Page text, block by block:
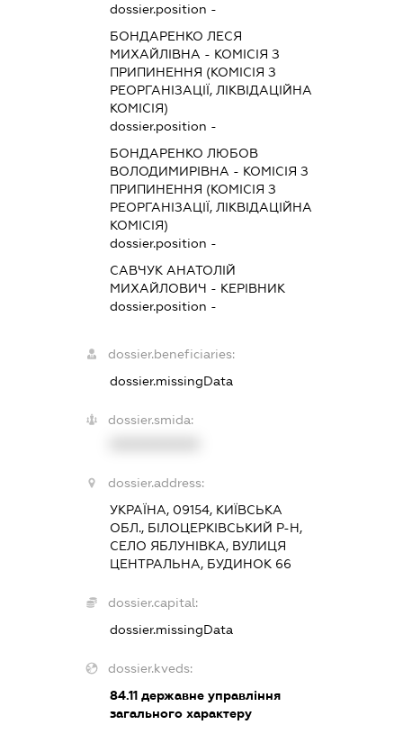
dossier.position -
БОНДАРЕНКО ЛЕСЯ
МИХАЙЛІВНА - КОМІСІЯ З
ПРИПИНЕННЯ (КОМІСІЯ З
РЕОРГАНІЗАЦІЇ, ЛІКВІДАЦІЙНА
КОМІСІЯ)
dossier.position -
БОНДАРЕНКО ЛЮБОВ
ВОЛОДИМИРІВНА - КОМІСІЯ З
ПРИПИНЕННЯ (КОМІСІЯ З
РЕОРГАНІЗАЦІЇ, ЛІКВІДАЦІЙНА
КОМІСІЯ)
dossier.position -
САВЧУК АНАТОЛІЙ
МИХАЙЛОВИЧ - КЕРІВНИК
dossier.position -
dossier.beneficiaries:
dossier.missingData
dossier.smida:
dossier.address:
УКРАЇНА, 09154, КИЇВСЬКА
ОБЛ., БІЛОЦЕРКІВСЬКИЙ Р-Н,
СЕЛО ЯБЛУНІВКА, ВУЛИЦЯ
ЦЕНТРАЛЬНА, БУДИНОК 66
dossier.capital:
dossier.missingData
dossier.kveds:
84.11 державне управління
загального характеру